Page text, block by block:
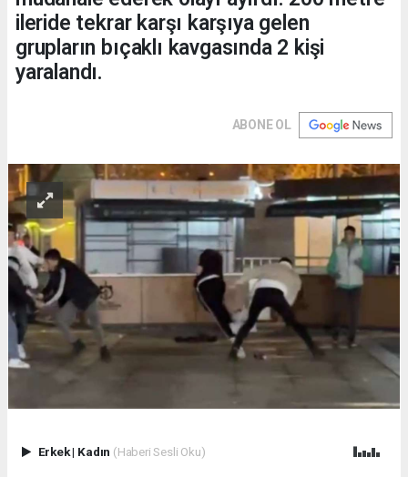
ileride tekrar karşı karşıya gelen
grupların bıçaklı kavgasında 2 kişi
yaralandı.
ABONE OL
Erkek| Kadın (Haberi Sesli Oku)